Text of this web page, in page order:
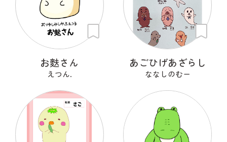
お麩さん
えつん.
あごひげあざらし
ななしのむー